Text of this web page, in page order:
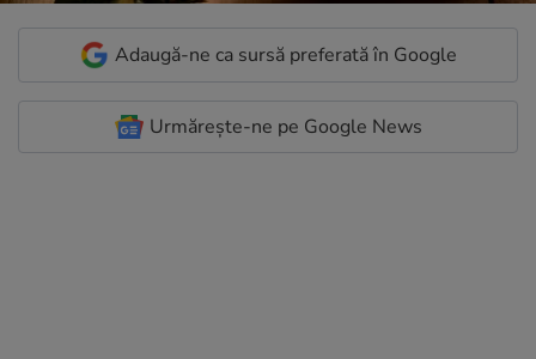
Adaugă-ne ca sursă preferată în Google
Urmărește-ne pe Google News